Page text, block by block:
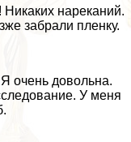
нареканий.
забрали пленку.
очень довольна.
У меня